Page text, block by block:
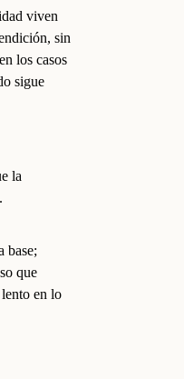
viven
sin
los casos
sigue
la
base;
que
en lo